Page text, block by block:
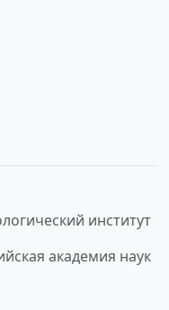
институт
академия наук